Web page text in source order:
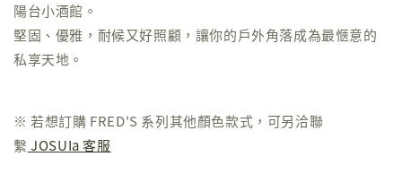
陽台小酒館。
堅固、優雅，耐候又好照顧，讓你的戶外角落成為最愜意的
私享天地。
※ 若想訂購 FRED'S 系列其他顏色款式，可另洽聯
繫 JOSUIa 客服